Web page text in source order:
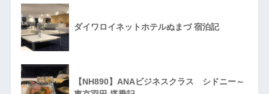
ダイワロイネットホテルぬまづ 宿泊記
【NH890】ANAビジネスクラス シドニー～